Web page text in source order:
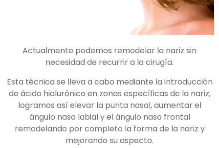
Actualmente podemos remodelar la nariz sin
necesidad de recurrir a la cirugía.
Esta técnica se lleva a cabo mediante la introducción
de ácido hialurónico en zonas específicas de la nariz,
logramos así elevar la punta nasal, aumentar el
ángulo naso labial y el ángulo naso frontal
remodelando por completo la forma de la nariz y
mejorando su aspecto.